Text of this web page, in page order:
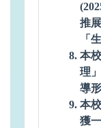
推
「
本
理
導
本
獲